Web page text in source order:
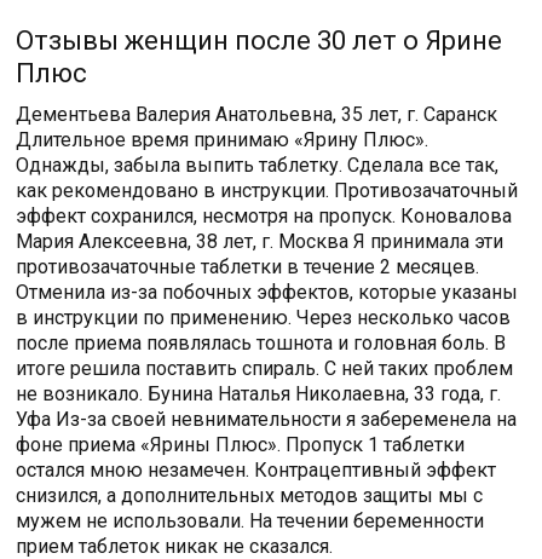
Отзывы женщин после 30 лет о Ярине
Плюс
Дементьева Валерия Анатольевна, 35 лет, г. Саранск
Длительное время принимаю «Ярину Плюс».
Однажды, забыла выпить таблетку. Сделала все так,
как рекомендовано в инструкции. Противозачаточный
эффект сохранился, несмотря на пропуск. Коновалова
Мария Алексеевна, 38 лет, г. Москва Я принимала эти
противозачаточные таблетки в течение 2 месяцев.
Отменила из-за побочных эффектов, которые указаны
в инструкции по применению. Через несколько часов
после приема появлялась тошнота и головная боль. В
итоге решила поставить спираль. С ней таких проблем
не возникало. Бунина Наталья Николаевна, 33 года, г.
Уфа Из-за своей невнимательности я забеременела на
фоне приема «Ярины Плюс». Пропуск 1 таблетки
остался мною незамечен. Контрацептивный эффект
снизился, а дополнительных методов защиты мы с
мужем не использовали. На течении беременности
прием таблеток никак не сказался.